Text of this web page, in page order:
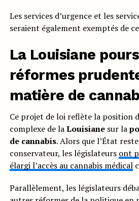
Les services d’urgence et les
seraient également exemptés de
La Louisiane
réformes
matière de
Ce projet de loi reflète la position
complexe de laLouisianesur la
de cannabis. Alors que l’État
conservateur, les législateurs ont
élargi l’accès au cannabis médical
Parallèlement, les législateurs